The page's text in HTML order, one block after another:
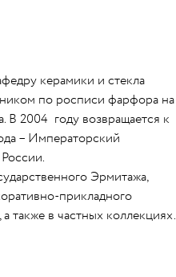
керамики и стекла
по росписи фарфора на
2004 году возвращается к
– Императорский
Эрмитажа,
прикладного
также в частных коллекциях.